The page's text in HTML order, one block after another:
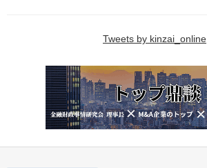
Tweets by kinzai_online